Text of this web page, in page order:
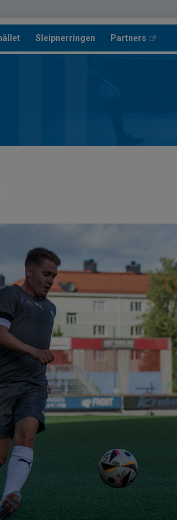
Sleipnerringen Partners